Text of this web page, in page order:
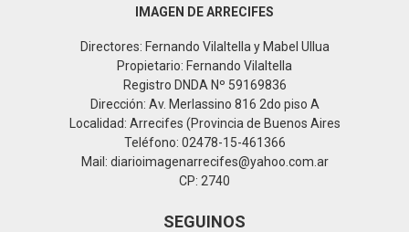
IMAGEN DE ARRECIFES
Directores: Fernando Vilaltella y Mabel Ullua
Propietario: Fernando Vilaltella
Registro DNDA Nº 59169836
Dirección: Av. Merlassino 816 2do piso A
Localidad: Arrecifes (Provincia de Buenos Aires
Teléfono: 02478-15-461366
Mail: diarioimagenarrecifes@yahoo.com.ar
CP: 2740
SEGUINOS